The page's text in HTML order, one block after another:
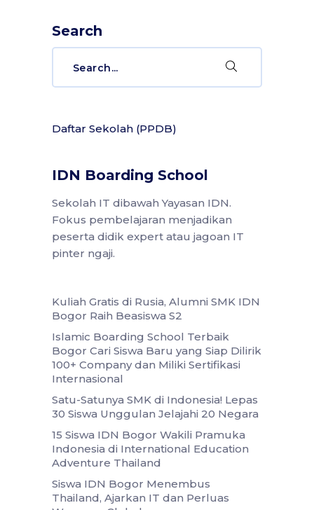
Search
Daftar Sekolah (PPDB)
IDN Boarding School
Sekolah IT dibawah Yayasan IDN.
Fokus pembelajaran menjadikan
peserta didik expert atau jagoan IT
pinter ngaji.
Kuliah Gratis di Rusia, Alumni SMK IDN
Bogor Raih Beasiswa S2
Islamic Boarding School Terbaik
Bogor Cari Siswa Baru yang Siap Dilirik
100+ Company dan Miliki Sertifikasi
Internasional
Satu-Satunya SMK di Indonesia! Lepas
30 Siswa Unggulan Jelajahi 20 Negara
15 Siswa IDN Bogor Wakili Pramuka
Indonesia di International Education
Adventure Thailand
Siswa IDN Bogor Menembus
Thailand, Ajarkan IT dan Perluas